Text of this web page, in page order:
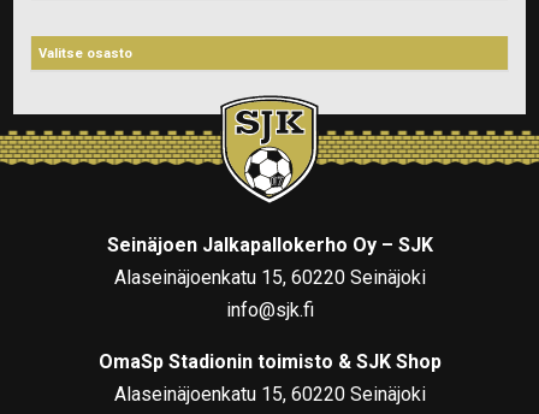
Seinäjoen Jalkapallokerho Oy – SJK
Alaseinäjoenkatu 15, 60220 Seinäjoki
info@sjk.fi
OmaSp Stadionin toimisto & SJK Shop
Alaseinäjoenkatu 15, 60220 Seinäjoki